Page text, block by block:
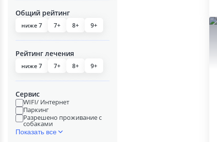
Общий рейтинг
ниже 7 7+ 8+ 9+
Рейтинг лечения
ниже 7 7+ 8+ 9+
Сервис
WIFI/ Интернет
Паркинг
Разрешено проживание с
собаками
Показать все